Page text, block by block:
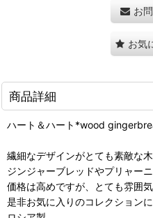
お
お気
商品詳細
ハート＆ハート*wood
繊細なデザインがとても素敵な
ジンジャーブレッドやプリャーニ
価格は高めですが、とても雰囲気
是非お気に入りのコレクションに